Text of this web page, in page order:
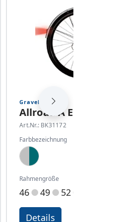
Gravel
Allroad A EQ
Art.Nr.: BK31172
Farbbezeichnung
Silver, Petrol
Rahmengröße
46 49 52
Details